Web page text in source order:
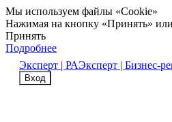
Мы используем файлы «Cookie»
Нажимая на кнопку «Принять»
Принять
Подробнее
Эксперт | РАЭксперт | Бизнес-
Вход